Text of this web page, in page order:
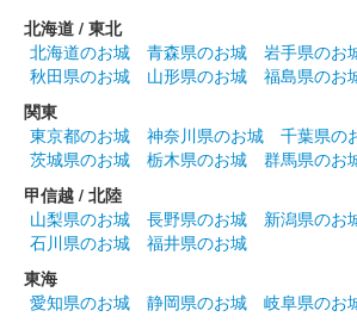
小倉城 御城印 小倉お城まつり限
配布終了
小倉お城まつりは65回を記念して、お城ま
入場した人に無料で配布された御城印。各
小倉城 御城印
一枚一枚、職人が手作業で箔押し製作され
北海道 / 東北
北海道のお城
青森県のお城 岩手県のお
秋田県のお城
山形県のお城
福島県のお
関東
東京都のお城
神奈川県のお城 千葉県の
茨城県のお城
栃木県のお城
群馬県のお
甲信越 / 北陸
山梨県のお城
長野県のお城 新潟県のお
石川県のお城
福井県のお城
東海
愛知県のお城
静岡県のお城 岐阜県のお